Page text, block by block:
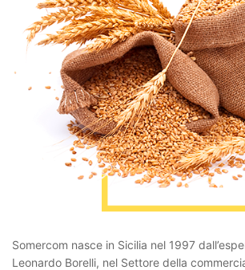
Somercom nasce in Sicilia nel 1997
Leonardo Borelli, nel Settore della